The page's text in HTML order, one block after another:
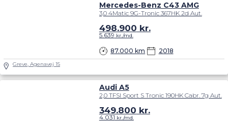
Mercedes-Benz C43 AMG
3,0 4Matic 9G-Tronic 367HK 2d Aut.
87.000 km 2018
498.900 kr.
5.639 kr./md.
Greve, Agenavej 15
Audi A5
2,0 TFSI Sport S Tronic 190HK Cabr. 7g Aut.
349.800 kr.
4.031 kr./md.